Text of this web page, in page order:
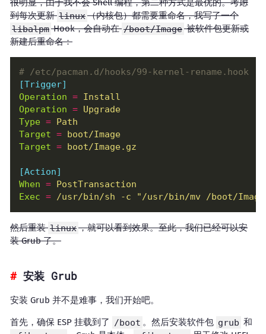
很明显，由于我不会 Shell 编程，第二种方式是最优的。考虑
到每次更新linux（内核包）都需要重命名，我写了一个
libalpmHook，会自动在/boot/Image被软件包更新或
新建后重命名：
# /etc/pacman.d/hooks/99-kernel-rename.hook
[Trigger]
Operation = Install
Operation = Upgrade
Type = Path
Target = boot/Image
Target = boot/Image.gz
[Action]
When = PostTransaction
Exec = /usr/bin/sh -c "/usr/bin/mv /boot/
然后重装linux，就可以看到效果。至此，我们已经可以安
装 Grub 了。
安装 Grub
安装 Grub 并不是难事，我们开始吧。
首先，确保 ESP 挂载到了 /boot 。然后安装软件包 grub 和